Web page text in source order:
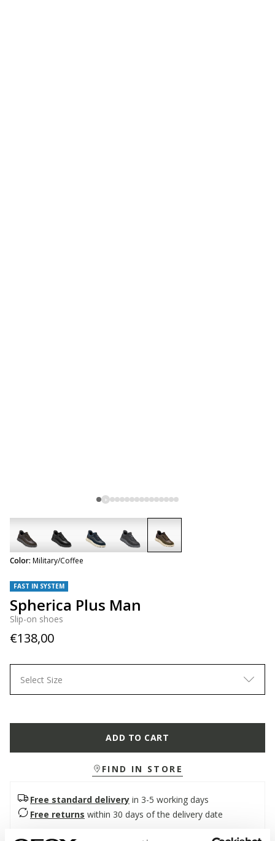
FAST IN SYSTEM
Spherica Plus Man
Slip-on shoes
€138,00
Color: Military/Coffee
Select Size
ADD TO CART
FIND IN STORE
Free standard delivery in 3-5 working days
Free returns within 30 days of the delivery date